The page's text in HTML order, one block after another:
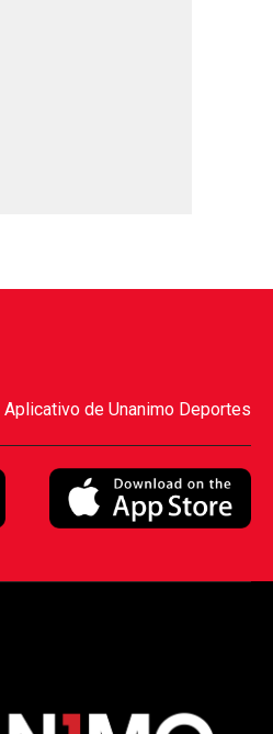
Aplicativo de Unanimo Deportes